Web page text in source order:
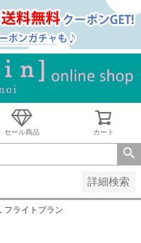
セール商品 カート
詳細検索
フライトプラン